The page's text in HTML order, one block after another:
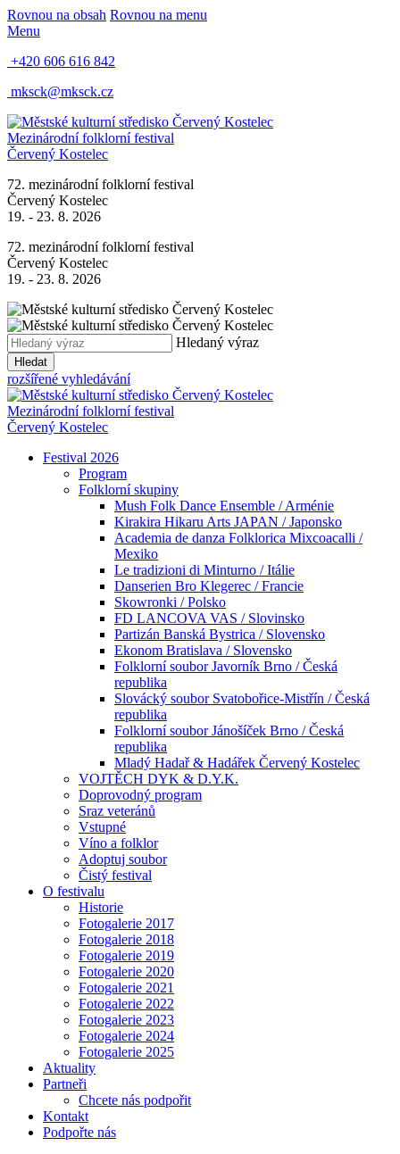
Rovnou na obsah Rovnou na menu
Menu
+420 606 616 842
mksck@mksck.cz
Mezinárodní folklorní festival
Červený Kostelec
72. mezinárodní folklorní festival
Červený Kostelec
19. - 23. 8. 2026
72. mezinárodní folklorní festival
Červený Kostelec
19. - 23. 8. 2026
Hledaný výraz
Hledat
rozšířené vyhledávání
Mezinárodní folklorní festival
Červený Kostelec
Festival 2026
Program
Folklorní skupiny
Mush Folk Dance Ensemble / Arménie
Kirakira Hikaru Arts JAPAN / Japonsko
Academia de danza Folklorica Mixcoacalli /
Mexiko
Le tradizioni di Minturno / Itálie
Danserien Bro Klegerec / Francie
Skowronki / Polsko
FD LANCOVA VAS / Slovinsko
Partizán Banská Bystrica / Slovensko
Ekonom Bratislava / Slovensko
Folklorní soubor Javorník Brno / Česká
republika
Slovácký soubor Svatobořice-Mistřín / Česká
republika
Folklorní soubor Jánošíček Brno / Česká
republika
Mladý Hadař & Hadářek Červený Kostelec
VOJTĚCH DYK & D.Y.K.
Doprovodný program
Sraz veteránů
Vstupné
Víno a folklor
Adoptuj soubor
Čistý festival
O festivalu
Historie
Fotogalerie 2017
Fotogalerie 2018
Fotogalerie 2019
Fotogalerie 2020
Fotogalerie 2021
Fotogalerie 2022
Fotogalerie 2023
Fotogalerie 2024
Fotogalerie 2025
Aktuality
Partneři
Chcete nás podpořit
Kontakt
Podpořte nás